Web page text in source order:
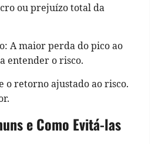
ou prejuízo total da
A maior perda do pico ao
entender o risco.
o retorno ajustado ao risco.
e Como Evitá-las